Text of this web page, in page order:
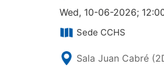
Wed, 10-06-2026;
Sede CCHS
Sala Juan Cabré